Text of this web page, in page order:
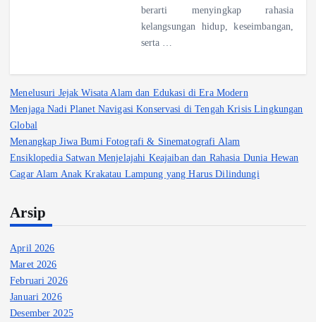
berarti menyingkap rahasia
kelangsungan hidup, keseimbangan,
serta …
Menelusuri Jejak Wisata Alam dan Edukasi di Era Modern
Menjaga Nadi Planet Navigasi Konservasi di Tengah Krisis Lingkungan
Global
Menangkap Jiwa Bumi Fotografi & Sinematografi Alam
Ensiklopedia Satwan Menjelajahi Keajaiban dan Rahasia Dunia Hewan
Cagar Alam Anak Krakatau Lampung yang Harus Dilindungi
Arsip
April 2026
Maret 2026
Februari 2026
Januari 2026
Desember 2025